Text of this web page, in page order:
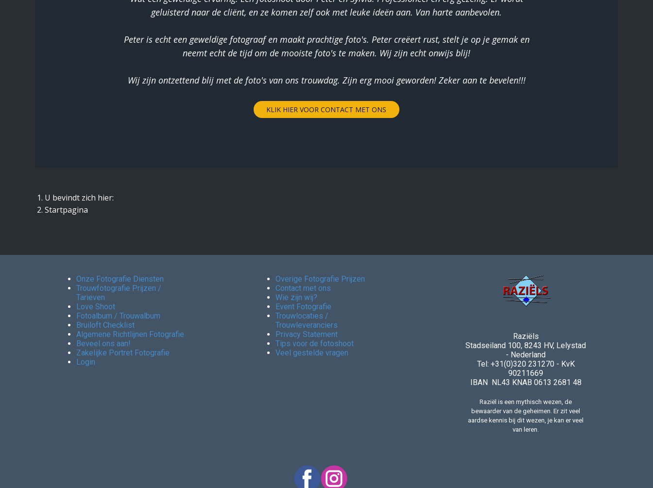
geluisterd naar de cliënt, en ze komen zelf ook met leuke ideën aan. Van harte aanbevolen.
Peter is echt een geweldige fotograaf en maakt prachtige foto's. Peter creëert rust, stelt je op je gemak en
neemt echt de tijd om de mooiste foto's te maken. Wij zijn echt onwijs blij!
Wij zijn ontzettend blij met de foto's van ons trouwdag. Zijn erg mooi geworden! Zeker aan te bevelen!!!
KLIK HIER VOOR CONTACT MET ONS
U bevindt zich hier:
Startpagina
Onze Fotografie Diensten
Trouwfotografie Prijzen /
Tarieven
Love Shoot
Fotoalbum / Trouwalbum
Bruiloft Checklist
Algemene Richtlijnen Fotografie
Beveel ons aan!
Zakelijke Portret Fotografie
Login
Overige Fotografie Prijzen
Contact met ons
Wie zijn wij?
Event Fotografie
Trouwlocaties /
Trouwleveranciers
Privacy Statement
Tips voor de fotoshoot
Veel gestelde vragen
Raziëls
Stadseiland 100, 8243 HV, Lelystad
- Nederland
Tel: +31(0)320 231270 - KvK
90211669
IBAN NL43 KNAB 0613 2681 48
Raziël is een mythisch wezen, de
bewaarder van de geheimen. Er zit veel
aardse kennis bij dit wezen, je kan er veel
van leren.